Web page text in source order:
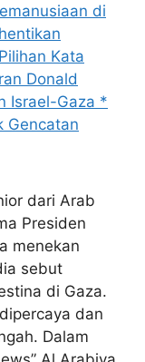
dari Arab
Presiden
menekan
sebut
di Gaza.
dan
Dalam